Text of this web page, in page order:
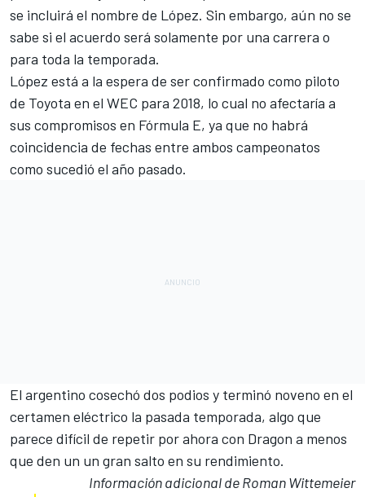
se incluirá el nombre de López. Sin embargo, aún no se
sabe si el acuerdo será solamente por una carrera o
para toda la temporada.
López está a la espera de ser confirmado como piloto
de Toyota en el WEC para 2018, lo cual no afectaría a
sus compromisos en Fórmula E, ya que no habrá
coincidencia de fechas entre ambos campeonatos
como sucedió el año pasado.
El argentino cosechó dos podios y terminó noveno en el
certamen eléctrico la pasada temporada, algo que
parece difícil de repetir por ahora con Dragon a menos
que den un un gran salto en su rendimiento.
Información adicional de Roman Wittemeier